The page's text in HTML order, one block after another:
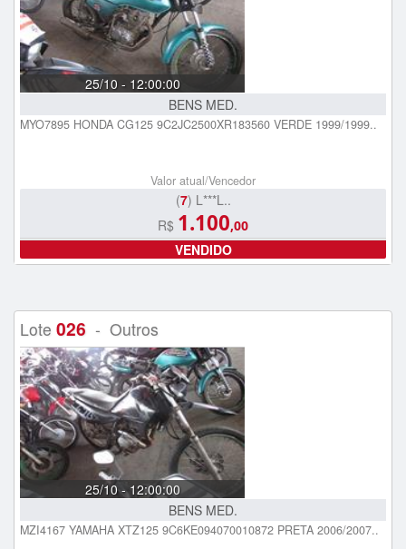
25/10 - 12:00:00
BENS MED.
MYO7895 HONDA CG125 9C2JC2500XR183560 VERDE 1999/1999..
Valor atual/Vencedor
(7) L***L..
R$ 1.100,00
VENDIDO
Lote 026 - Outros
25/10 - 12:00:00
BENS MED.
MZI4167 YAMAHA XTZ125 9C6KE094070010872 PRETA 2006/2007..